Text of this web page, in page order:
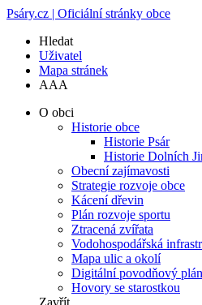
Psáry.cz | Oficiální stránky obce
Hledat
Uživatel
Mapa stránek
AAA
O obci
Historie obce
Historie Psár
Historie Dolních
Obecní zajímavosti
Strategie rozvoje obce
Kácení dřevin
Plán rozvoje sportu
Ztracená zvířata
Vodohospodářská
Mapa ulic a okolí
Digitální povodňový plán
Hovory se starostkou
Zavřít